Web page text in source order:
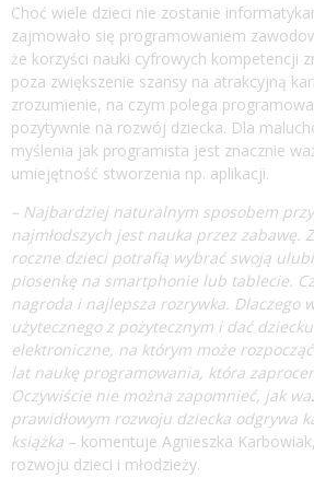
Choć wiele dzieci nie zostanie
zajmowało się programowaniem
że korzyści nauki cyfrowych kompetencji
poza zwiększenie szansy na atrakcyjną
zrozumienie, na czym polega
pozytywnie na rozwój dziecka. Dla
myślenia jak programista jest znacznie
umiejętność stworzenia np. aplikacji.
– Najbardziej naturalnym sposobem
najmłodszych jest nauka przez zabawę.
roczne dzieci potrafią wybrać swoją
piosenkę na smartphonie lub tablecie.
nagroda i najlepsza rozrywka. Dlaczego
użytecznego z pożytecznym i dać
elektroniczne, na którym może
lat naukę programowania, która
Oczywiście nie można zapomnieć, jak
prawidłowym rozwoju dziecka odgrywa
książka – komentuje Agnieszka
rozwoju dzieci i młodzieży.